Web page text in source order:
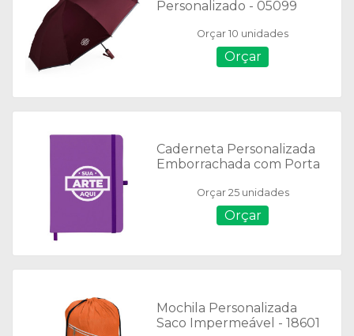
Personalizado - 05099
Orçar 10 unidades
Orçar
Caderneta Personalizada
Emborrachada com Porta
S/Pauta - Tam.: 13,3 x 17,7
Orçar 25 unidades
Orçar
Mochila Personalizada
Saco Impermeável - 18601